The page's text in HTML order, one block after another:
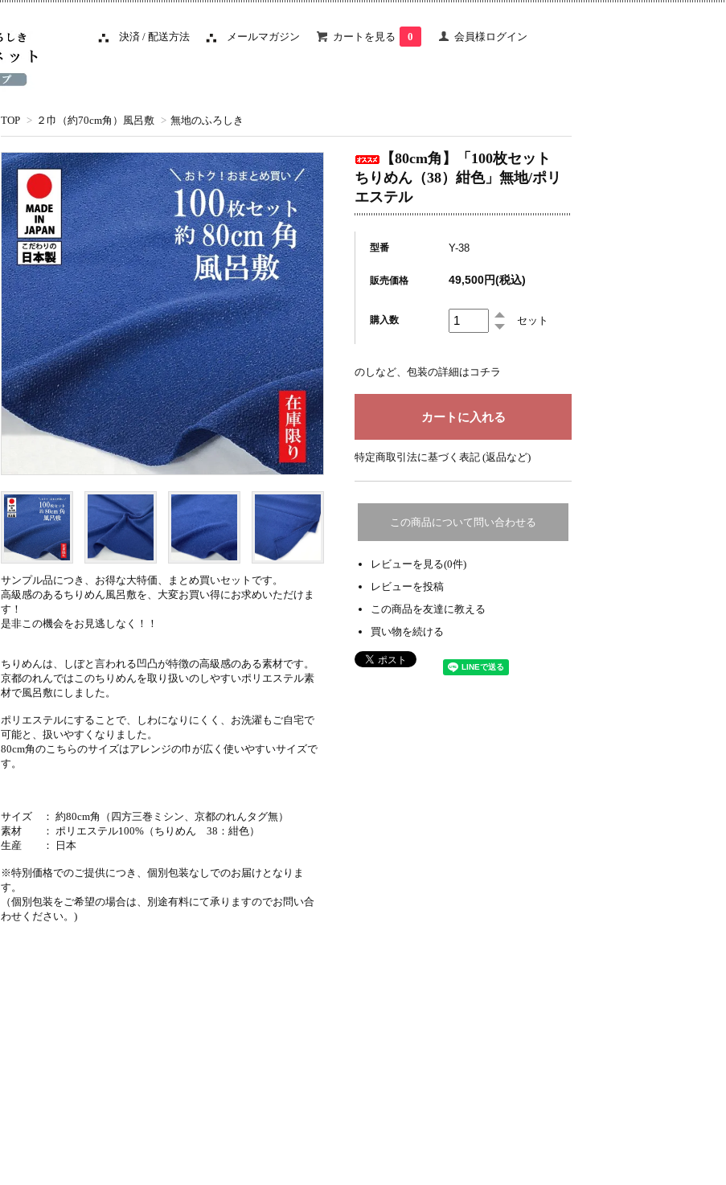
決済 / 配送方法 メールマガジン カートを見る 0 会員様ログイン
TOP > ２巾（約70cm角）風呂敷 > 無地のふろしき
【80cm角】「100枚セット
ちりめん（38）紺色」無地/ポリ
エステル
型番 Y-38
販売価格 49,500円(税込)
購入数 セット
サンプル品につき、お得な大特価、まとめ買いセットです。
高級感のあるちりめん風呂敷を、大変お買い得にお求めいただけま
す！
是非この機会をお見逃しなく！！
ちりめんは、しぼと言われる凹凸が特徴の高級感のある素材です。
京都のれんではこのちりめんを取り扱いのしやすいポリエステル素
材で風呂敷にしました。
ポリエステルにすることで、しわになりにくく、お洗濯もご自宅で
可能と、扱いやすくなりました。
80cm角のこちらのサイズはアレンジの巾が広く使いやすいサイズで
す。
サイズ ： 約80cm角（四方三巻ミシン、京都のれんタグ無）
素材 ： ポリエステル100%（ちりめん 38：紺色）
生産 ： 日本
※特別価格でのご提供につき、個別包装なしでのお届けとなりま
す。
（個別包装をご希望の場合は、別途有料にて承りますのでお問い合
わせください。)
のしなど、包装の詳細はコチラ
特定商取引法に基づく表記 (返品など)
この商品について問い合わせる
レビューを見る(0件)
レビューを投稿
この商品を友達に教える
買い物を続ける